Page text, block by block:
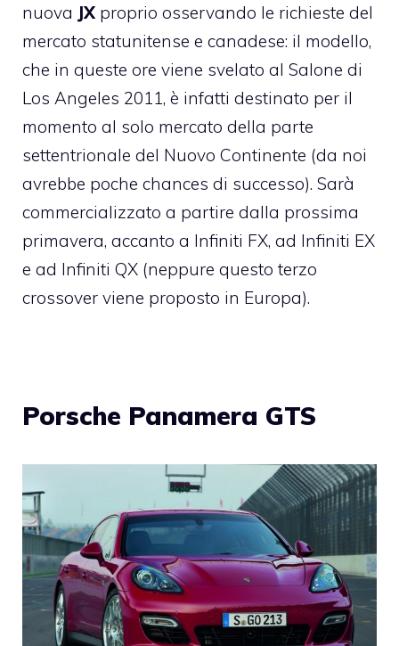
nuova JX proprio osservando le richieste del
mercato statunitense e canadese: il modello,
che in queste ore viene svelato al Salone di
Los Angeles 2011, è infatti destinato per il
momento al solo mercato della parte
settentrionale del Nuovo Continente (da noi
avrebbe poche chances di successo). Sarà
commercializzato a partire dalla prossima
primavera, accanto a Infiniti FX, ad Infiniti EX
e ad Infiniti QX (neppure questo terzo
crossover viene proposto in Europa).
Porsche Panamera GTS